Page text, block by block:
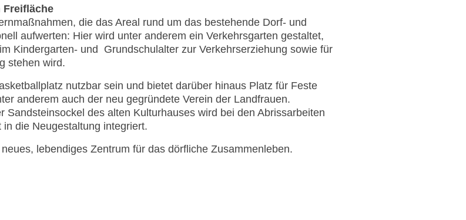
Freifläche
die das Areal rund um das bestehende Dorf- und
aufwerten: Hier wird unter anderem ein Verkehrsgarten gestaltet,
Kindergarten- und Grundschulalter zur Verkehrserziehung sowie für
stehen wird.
nutzbar sein und bietet darüber hinaus Platz für Feste
anderem auch der neu gegründete Verein der Landfrauen.
Sandsteinsockel des alten Kulturhauses wird bei den Abrissarbeiten
die Neugestaltung integriert.
lebendiges Zentrum für das dörfliche Zusammenleben.